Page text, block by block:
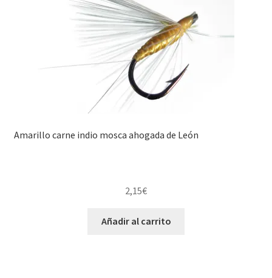
Amarillo carne indio mosca ahogada de León
2,15€
Añadir al carrito